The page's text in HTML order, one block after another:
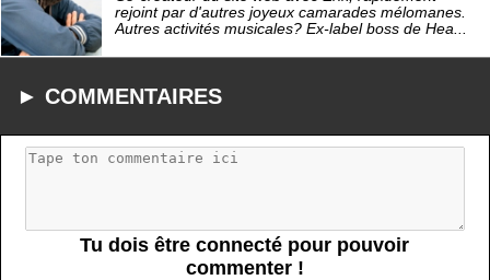
rejoint par d'autres joyeux camarades mélomanes.
Autres activités musicales? Ex-label boss de Hea...
► COMMENTAIRES
Tu dois être connecté pour pouvoir
commenter !